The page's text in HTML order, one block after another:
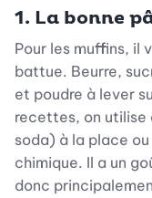
1. La bonne
Pour les muffins, il
battue. Beurre,
et poudre à lever
recettes, on utilise
soda) à la place
chimique. Il a un
donc